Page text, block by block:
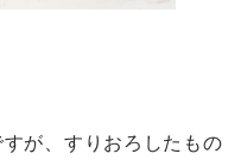
が、すりおろしたもの